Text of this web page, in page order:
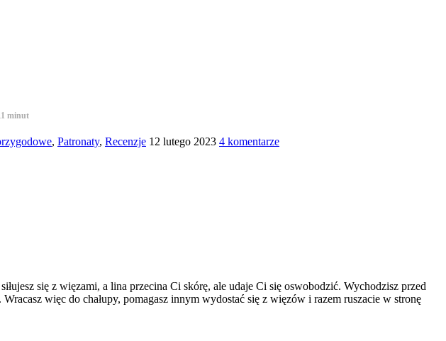
minut
, Patronaty, Recenzje 12 lutego 2023 4 komentarze
się z więzami, a lina przecina Ci skórę, ale udaje Ci się oswobodzić. Wychodzisz przed
. Wracasz więc do chałupy, pomagasz innym wydostać się z więzów i razem ruszacie w stronę